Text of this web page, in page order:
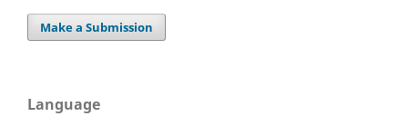
Make a Submission
Language